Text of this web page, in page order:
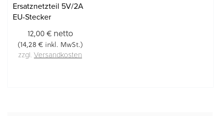
Ersatznetzteil 5V/2A
EU-Stecker
12,00 €netto
(14,28 € inkl. MwSt.)
zzgl. Versandkosten